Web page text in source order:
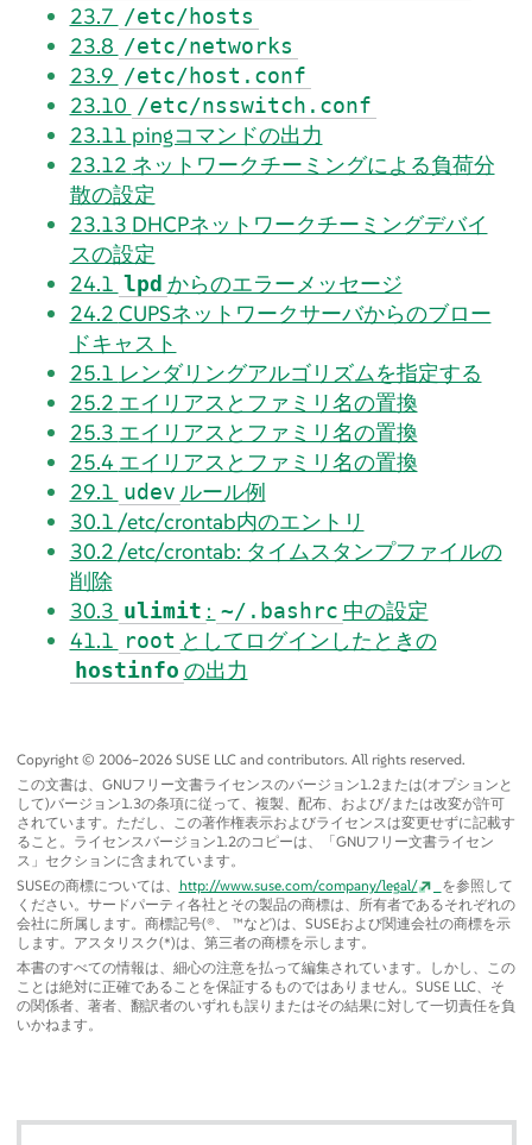
23.7 /etc/hosts
23.8 /etc/networks
23.9 /etc/host.conf
23.10 /etc/nsswitch.conf
23.11 pingコマンドの出力
23.12 ネットワークチーミングによる負荷分
散の設定
23.13 DHCPネットワークチーミングデバイ
スの設定
24.1 lpd からのエラーメッセージ
24.2 CUPSネットワークサーバからのブロー
ドキャスト
25.1 レンダリングアルゴリズムを指定する
25.2 エイリアスとファミリ名の置換
25.3 エイリアスとファミリ名の置換
25.4 エイリアスとファミリ名の置換
29.1 udev ルール例
30.1 /etc/crontab内のエントリ
30.2 /etc/crontab: タイムスタンプファイルの
削除
30.3 ulimit : ~/.bashrc 中の設定
41.1 root としてログインしたときの
hostinfo の出力
Copyright © 2006–2026 SUSE LLC and contributors. All rights reserved.
この文書は、GNUフリー文書ライセンスのバージョン1.2または(オプションと
して)バージョン1.3の条項に従って、複製、配布、および/または改変が許可
されています。ただし、この著作権表示およびライセンスは変更せずに記載す
ること。ライセンスバージョン1.2のコピーは、
「GNUフリー文書ライセン
ス 」 セクションに含まれています。
SUSEの商標については、 http://www.suse.com/company/legal/
を参照して
ください。サードパーティ各社とその製品の商標は、所有者であるそれぞれの
会社に所属します。商標記号(®、 ™など)は、SUSEおよび関連会社の商標を示
します。アスタリスク(*)は、第三者の商標を示します。
本書のすべての情報は、細心の注意を払って編集されています。しかし、この
ことは絶対に正確であることを保証するものではありません。SUSE LLC、そ
の関係者、著者、翻訳者のいずれも誤りまたはその結果に対して一切責任を負
いかねます。